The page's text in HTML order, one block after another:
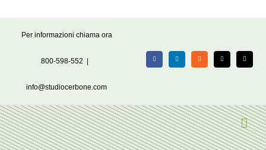
Per informazioni chiama ora
800-598-552
info@studiocerbone.com
FacebookLinkedIn Rss X Email